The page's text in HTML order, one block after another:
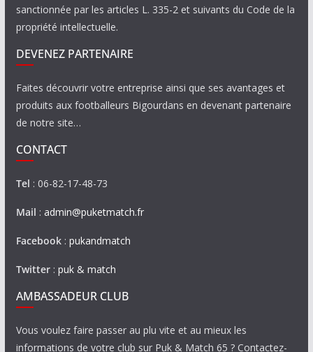
sanctionnée par les articles L. 335-2 et suivants du Code de la
propriété intellectuelle.
DEVENEZ PARTENAIRE
Faites découvrir votre entreprise ainsi que ses avantages et
produits aux footballeurs Bigourdans en devenant partenaire
de notre site…
CONTACT
Tel : 06-82-17-48-73
Mail : admin@puketmatch.fr
Facebook: pukandmatch
Twitter: puk & match
AMBASSADEUR CLUB
Vous voulez faire passer au plu vite et au mieux les
informations de votre club sur Puk & Match 65 ? Contactez-